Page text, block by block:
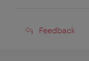
Feedback
Feedback